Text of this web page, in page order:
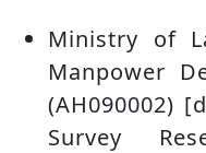
Ministry of
Manpower
(AH090002)
Survey